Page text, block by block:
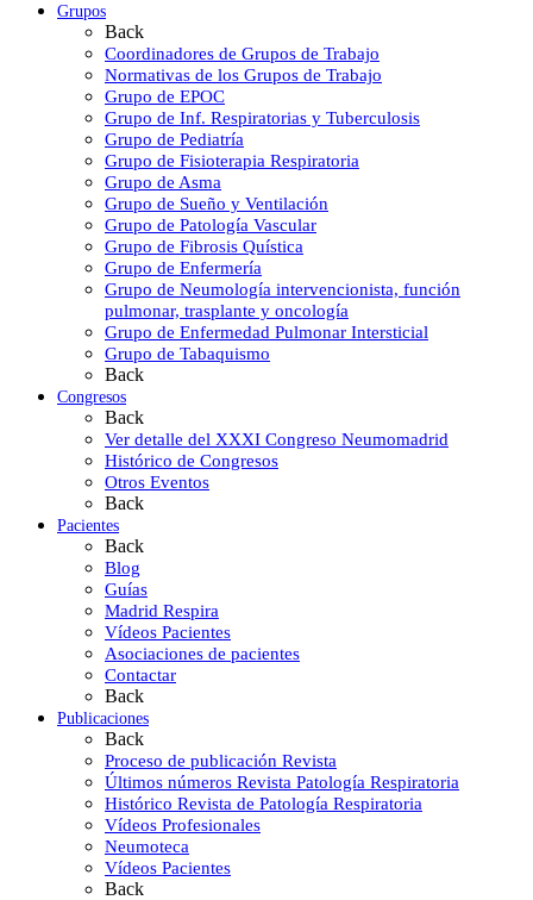
Grupos
Back
Coordinadores de Grupos de Trabajo
Normativas de los Grupos de Trabajo
Grupo de EPOC
Grupo de Inf. Respiratorias y Tuberculosis
Grupo de Pediatría
Grupo de Fisioterapia Respiratoria
Grupo de Asma
Grupo de Sueño y Ventilación
Grupo de Patología Vascular
Grupo de Fibrosis Quística
Grupo de Enfermería
Grupo de Neumología intervencionista, función
pulmonar, trasplante y oncología
Grupo de Enfermedad Pulmonar Intersticial
Grupo de Tabaquismo
Back
Congresos
Back
Ver detalle del XXXI Congreso Neumomadrid
Histórico de Congresos
Otros Eventos
Back
Pacientes
Back
Blog
Guías
Madrid Respira
Vídeos Pacientes
Asociaciones de pacientes
Contactar
Back
Publicaciones
Back
Proceso de publicación Revista
Últimos números Revista Patología Respiratoria
Histórico Revista de Patología Respiratoria
Vídeos Profesionales
Neumoteca
Vídeos Pacientes
Back